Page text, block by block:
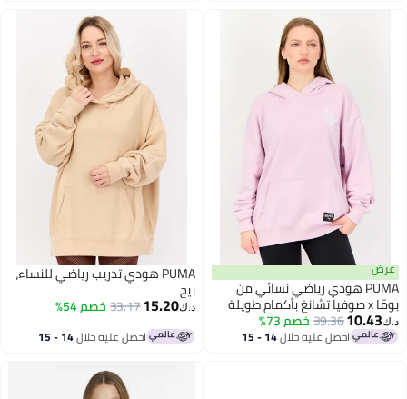
عرض
PUMA هودي رياضي نسائي من
بومّا x صوفيا تشانغ بأكمام طويلة
مناسب للخارج، وردي
د.ك‏10.43
39.36خصم 73%
احصل عليه خلال 14 - 15
اغسطس
PUMA هودي تدريب رياضي للنساء،
بيج
د.ك‏15.20
33.17خصم 54%
احصل عليه خلال 14 - 15
اغسطس